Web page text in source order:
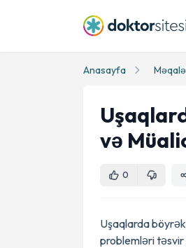
Anasayfa
və
0
Uşaqlarda böyrək
problemləri təsvir